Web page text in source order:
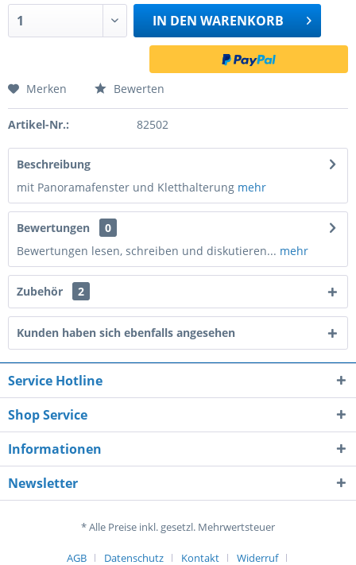
IN DEN WARENKORB
Merken Bewerten
Artikel-Nr.: 82502
Beschreibung
mit Panoramafenster und Kletthalterung mehr
Bewertungen
0
Bewertungen lesen, schreiben und diskutieren... mehr
Zubehör 2
Kunden haben sich ebenfalls angesehen
Service Hotline
Shop Service
Informationen
Newsletter
* Alle Preise inkl. gesetzl. Mehrwertsteuer
AGB Datenschutz Kontakt Widerruf